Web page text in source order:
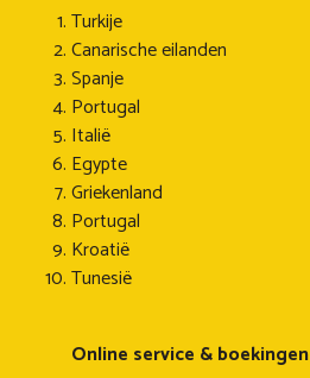
Turkije
Canarische eilanden
Spanje
Portugal
Italië
Egypte
Griekenland
Portugal
Kroatië
Tunesië
Online service & boekingen